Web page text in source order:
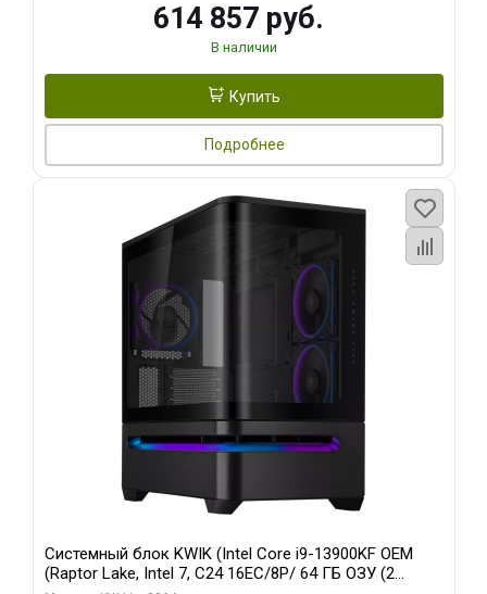
614 857 руб.
В наличии
Купить
Подробнее
Системный блок KWIK (Intel Core i9-13900KF OEM
(Raptor Lake, Intel 7, C24 16EC/8P/ 64 ГБ ОЗУ (2